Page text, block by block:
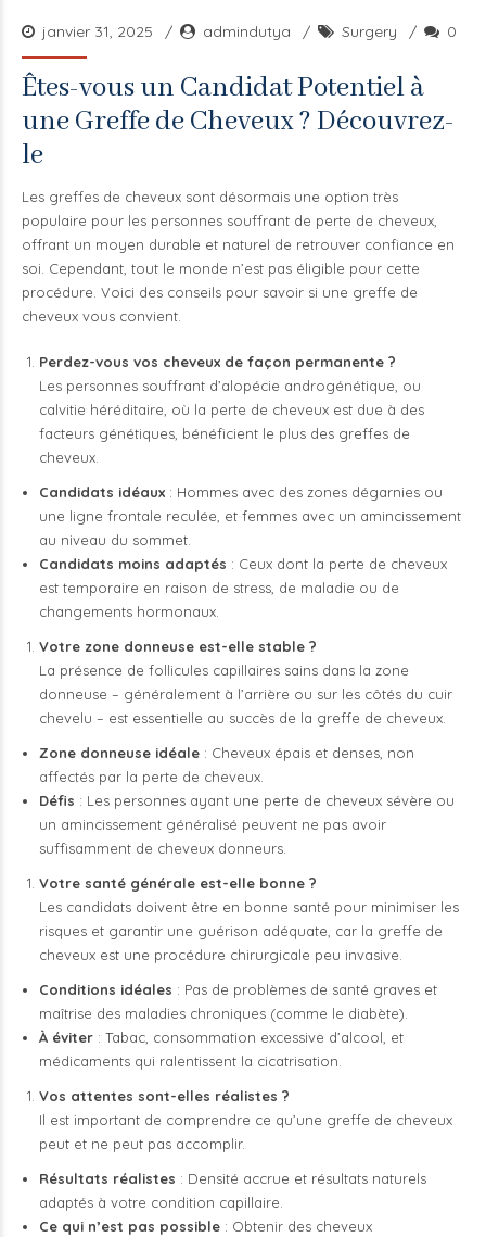
janvier 31, 2025 admindutya Surgery 0
Êtes-vous un Candidat Potentiel à
une Greffe de Cheveux ? Découvrez-
le
Les greffes de cheveux sont désormais une option très
populaire pour les personnes souffrant de perte de cheveux,
offrant un moyen durable et naturel de retrouver confiance en
soi. Cependant, tout le monde n’est pas éligible pour cette
procédure. Voici des conseils pour savoir si une greffe de
cheveux vous convient.
Perdez-vous vos cheveux de façon permanente ?
Les personnes souffrant d’alopécie androgénétique, ou
calvitie héréditaire, où la perte de cheveux est due à des
facteurs génétiques, bénéficient le plus des greffes de
cheveux.
Candidats idéaux: Hommes avec des zones dégarnies ou
une ligne frontale reculée, et femmes avec un amincissement
au niveau du sommet.
Candidats moins adaptés : Ceux dont la perte de cheveux
est temporaire en raison de stress, de maladie ou de
changements hormonaux.
Votre zone donneuse est-elle stable ?
La présence de follicules capillaires sains dans la zone
donneuse – généralement à l’arrière ou sur les côtés du cuir
chevelu – est essentielle au succès de la greffe de cheveux.
Zone donneuse idéale: Cheveux épais et denses, non
affectés par la perte de cheveux.
Défis : Les personnes ayant une perte de cheveux sévère ou
un amincissement généralisé peuvent ne pas avoir
suffisamment de cheveux donneurs.
Votre santé générale est-elle bonne ?
Les candidats doivent être en bonne santé pour minimiser les
risques et garantir une guérison adéquate, car la greffe de
cheveux est une procédure chirurgicale peu invasive.
Conditions idéales : Pas de problèmes de santé graves et
maîtrise des maladies chroniques (comme le diabète).
À éviter: Tabac, consommation excessive d’alcool, et
médicaments qui ralentissent la cicatrisation.
Vos attentes sont-elles réalistes ?
Il est important de comprendre ce qu’une greffe de cheveux
peut et ne peut pas accomplir.
Résultats réalistes : Densité accrue et résultats naturels
adaptés à votre condition capillaire.
Ce qui n’est pas possible: Obtenir des cheveux